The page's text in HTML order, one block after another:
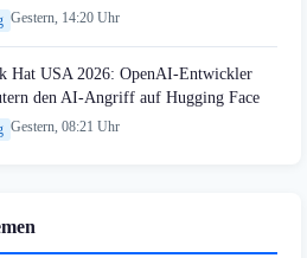
Gestern, 14:20 Uhr
Hat USA 2026: OpenAI-Entwickler
den AI-Angriff auf Hugging Face
Gestern, 08:21 Uhr